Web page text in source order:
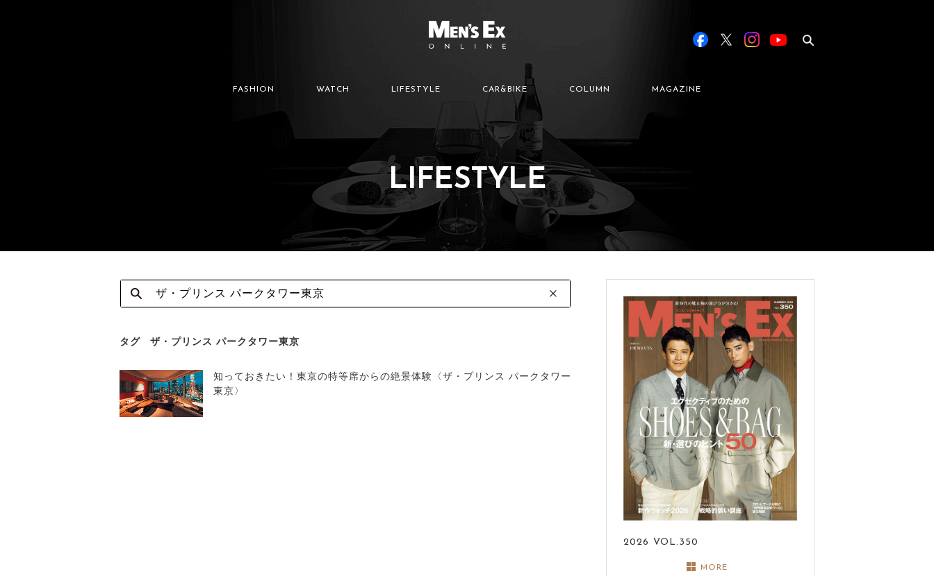
FASHION WATCH LIFESTYLE CAR&BIKE COLUMN MAGAZINE
LIFESTYLE
タグ ザ・プリンス パークタワー東京
知っておきたい！東京の特等席からの絶景体験〈ザ・プリンス パークタワー
東京〉
2026 VOL.350
MORE